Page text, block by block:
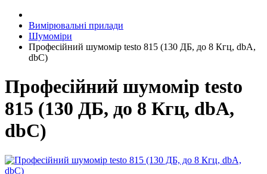
Вимірювальні прилади
Шумоміри
Професійний шумомір testo 815 (130 ДБ, до 8 Кгц, dbA,
dbC)
Професійний шумомір testo
815 (130 ДБ, до 8 Кгц, dbA,
dbC)